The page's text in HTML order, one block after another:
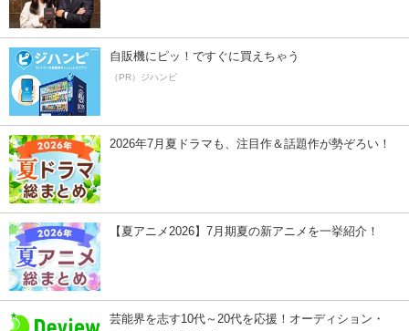
自販機にピッ！ですぐに買えちゃう
（PR）ジハンピ
2026年7月夏ドラマも、注目作＆話題作が勢ぞろい！
【夏アニメ2026】7月期夏の新アニメを一挙紹介！
芸能界を志す10代～20代を応援！オーディション・